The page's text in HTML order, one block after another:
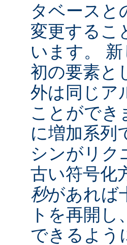
タベースと
変更するこ
います。
初の要素と
外は同じア
ことができ
に増加系列
シンがリク
古い符号化
秒があれば
トを再開
できるよう